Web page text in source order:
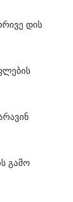
დის
გამო